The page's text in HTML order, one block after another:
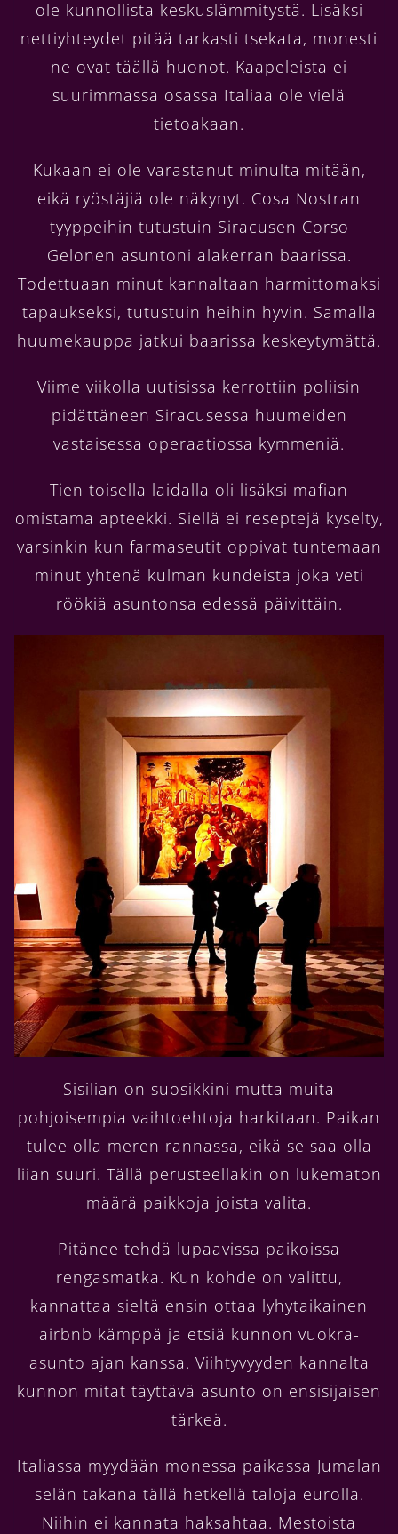
ole kunnollista keskuslämmitystä. Lisäksi
nettiyhteydet pitää tarkasti tsekata, monesti
ne ovat täällä huonot. Kaapeleista ei
suurimmassa osassa Italiaa ole vielä
tietoakaan.
Kukaan ei ole varastanut minulta mitään,
eikä ryöstäjiä ole näkynyt. Cosa Nostran
tyyppeihin tutustuin Siracusen Corso
Gelonen asuntoni alakerran baarissa.
Todettuaan minut kannaltaan harmittomaksi
tapaukseksi, tutustuin heihin hyvin. Samalla
huumekauppa jatkui baarissa keskeytymättä.
Viime viikolla uutisissa kerrottiin poliisin
pidättäneen Siracusessa huumeiden
vastaisessa operaatiossa kymmeniä.
Tien toisella laidalla oli lisäksi mafian
omistama apteekki. Siellä ei reseptejä kyselty,
varsinkin kun farmaseutit oppivat tuntemaan
minut yhtenä kulman kundeista joka veti
röökiä asuntonsa edessä päivittäin.
Sisilian on suosikkini mutta muita
pohjoisempia vaihtoehtoja harkitaan. Paikan
tulee olla meren rannassa, eikä se saa olla
liian suuri. Tällä perusteellakin on lukematon
määrä paikkoja joista valita.
Pitänee tehdä lupaavissa paikoissa
rengasmatka. Kun kohde on valittu,
kannattaa sieltä ensin ottaa lyhytaikainen
airbnb kämppä ja etsiä kunnon vuokra-
asunto ajan kanssa. Viihtyvyyden kannalta
kunnon mitat täyttävä asunto on ensisijaisen
tärkeä.
Italiassa myydään monessa paikassa Jumalan
selän takana tällä hetkellä taloja eurolla.
Niihin ei kannata haksahtaa. Mestoista